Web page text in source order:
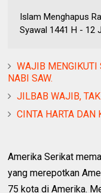
Islam Menghapus
Syawal 1441 H - 12
WAJIB MENGIKUTI
NABI SAW.
JILBAB WAJIB,
CINTA HARTA DAN
Amerika Serikat
yang merepotkan
75 kota di Amerika.